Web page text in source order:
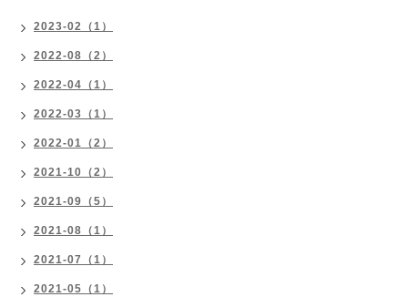
2023-02（1）
2022-08（2）
2022-04（1）
2022-03（1）
2022-01（2）
2021-10（2）
2021-09（5）
2021-08（1）
2021-07（1）
2021-05（1）